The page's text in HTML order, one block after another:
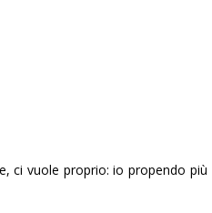
ci vuole proprio: io propendo più